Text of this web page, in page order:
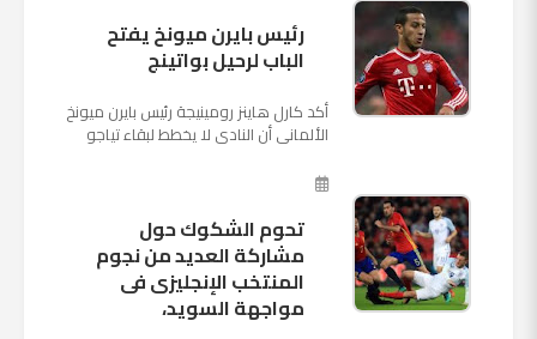
رئيس بايرن ميونخ يفتح
الباب لرحيل بواتينج
أكد كارل هاينز رومينيجة رئيس بايرن ميونخ
الألمانى أن النادى لا يخطط لبقاء تياجو
وأنه سيستم...
تحوم الشكوك حول
مشاركة العديد من نجوم
المنتخب الإنجليزى فى
مواجهة السويد،